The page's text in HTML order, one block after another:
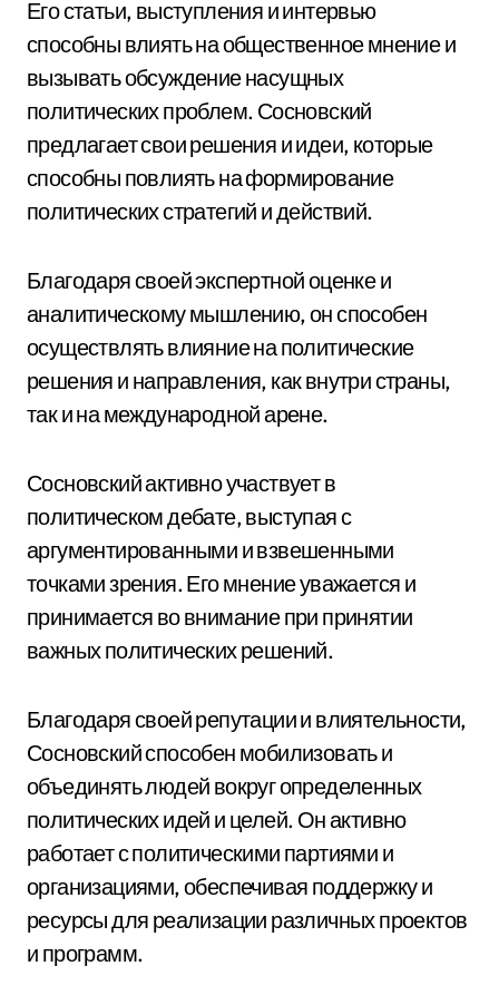
Его статьи, выступления и интервью
способны влиять на общественное мнение и
вызывать обсуждение насущных
политических проблем. Сосновский
предлагает свои решения и идеи, которые
способны повлиять на формирование
политических стратегий и действий.
Благодаря своей экспертной оценке и
аналитическому мышлению, он способен
осуществлять влияние на политические
решения и направления, как внутри страны,
так и на международной арене.
Сосновский активно участвует в
политическом дебате, выступая с
аргументированными и взвешенными
точками зрения. Его мнение уважается и
принимается во внимание при принятии
важных политических решений.
Благодаря своей репутации и влиятельности,
Сосновский способен мобилизовать и
объединять людей вокруг определенных
политических идей и целей. Он активно
работает с политическими партиями и
организациями, обеспечивая поддержку и
ресурсы для реализации различных проектов
и программ.